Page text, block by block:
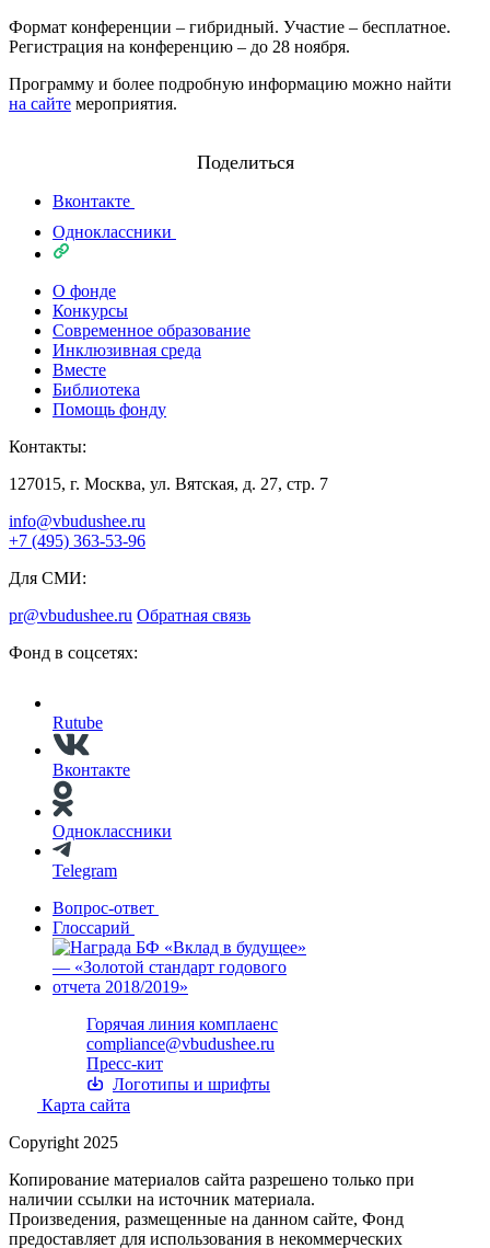
Формат конференции – гибридный. Участие – бесплатное.
Регистрация на конференцию – до 28 ноября.
Программу и более подробную информацию можно найти
на сайте мероприятия.
Поделиться
Вконтакте
Одноклассники
О фонде
Конкурсы
Современное образование
Инклюзивная среда
Вместе
Библиотека
Помощь фонду
Контакты:
127015, г. Москва, ул. Вятская, д. 27, стр. 7
info@vbudushee.ru
+7 (495) 363-53-96
Для СМИ:
pr@vbudushee.ru Обратная связь
Фонд в соцсетях:
Rutube
Вконтакте
Одноклассники
Telegram
Вопрос-ответ
Глоссарий
Горячая линия комплаенс
compliance@vbudushee.ru
Пресс-кит
Логотипы и шрифты
Карта сайта
Copyright 2025
Копирование материалов сайта разрешено только при
наличии ссылки на источник материала.
Произведения, размещенные на данном сайте, Фонд
предоставляет для использования в некоммерческих